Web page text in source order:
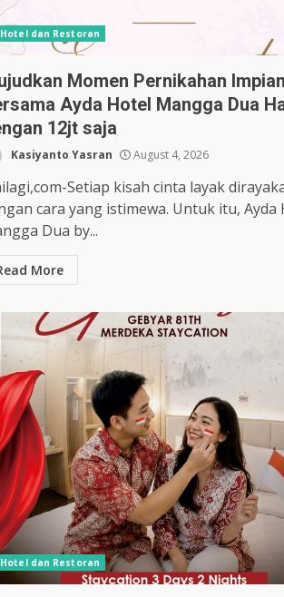
Hotel dan Restoran
Momen Pernikahan Impian
Ayda Hotel Mangga Dua
12jt saja
Kasiyanto Yasran August 4, 2026
Setiap kisah cinta layak
cara yang istimewa. Untuk itu, Ayda
Dua by...
More
Hotel dan Restoran